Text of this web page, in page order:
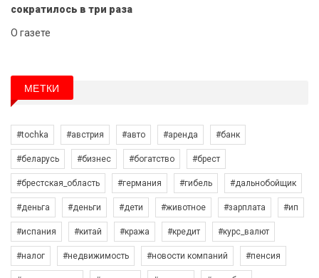
сократилось в три раза
О газете
МЕТКИ
#tochka #австрия #авто #аренда #банк
#беларусь #бизнес #богатство #брест
#брестская_область #германия #гибель #дальнобойщик
#деньга #деньги #дети #животное #зарплата #ип
#испания #китай #кража #кредит #курс_валют
#налог #недвижимость #новости компаний #пенсия